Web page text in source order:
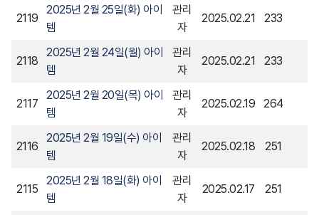
2119
2025년 2월 25일(화) 아이
템
관리
자
2025.02.21 233
2118
2025년 2월 24일(월) 아이
템
관리
자
2025.02.21 233
2117
2025년 2월 20일(목) 아이
템
관리
자
2025.02.19 264
2116
2025년 2월 19일(수) 아이
템
관리
자
2025.02.18 251
2115
2025년 2월 18일(화) 아이
템
관리
자
2025.02.17 251